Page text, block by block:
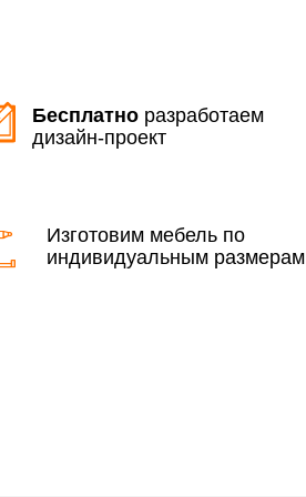
Бесплатно разработаем
дизайн-проект
Изготовим мебель по
индивидуальным размерам